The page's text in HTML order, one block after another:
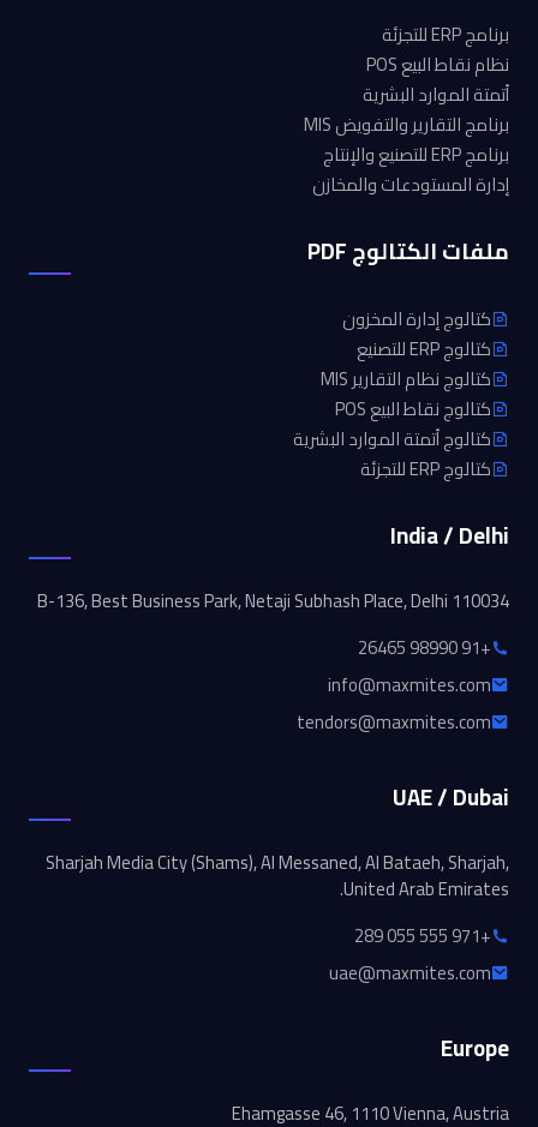
برنامج ERP للتجزئة
نظام نقاط البيع POS
أتمتة الموارد البشرية
برنامج التقارير والتفويض MIS
برنامج ERP للتصنيع والإنتاج
إدارة المستودعات والمخازن
ملفات الكتالوج PDF
كتالوج إدارة المخزون
كتالوج ERP للتصنيع
كتالوج نظام التقارير MIS
كتالوج نقاط البيع POS
كتالوج أتمتة الموارد البشرية
كتالوج ERP للتجزئة
India / Delhi
B-136, Best Business Park, Netaji Subhash Place, Delhi 110034
+91 98990 26465
info@maxmites.com
tendors@maxmites.com
UAE / Dubai
Sharjah Media City (Shams), Al Messaned, Al Bataeh, Sharjah,
United Arab Emirates.
+971 555 055 289
uae@maxmites.com
Europe
Ehamgasse 46, 1110 Vienna, Austria